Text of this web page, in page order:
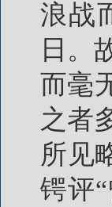
浪战
日。
而毫
之者
所见
锷评